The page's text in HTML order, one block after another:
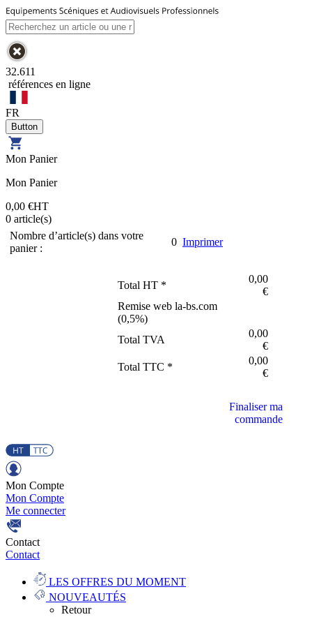
32.611
références en ligne
FR
Mon Panier
Mon Panier
0,00 €HT
0 article(s)
Nombre d’article(s) dans votre
panier :
0 Imprimer
Total HT *
0,00
€
Remise web la-bs.com
(0,5%)
Total TVA
0,00
€
Total TTC *
0,00
€
Finaliser ma
commande
Mon Compte
Mon Compte
Me connecter
Contact
Contact
LES OFFRES DU MOMENT
NOUVEAUTÉS
Retour